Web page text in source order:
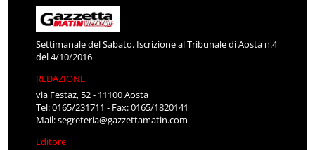
Settimanale del Sabato. Iscrizione al Tribunale di Aosta n.4
del 4/10/2016
REDAZIONE
via Festaz, 52 - 11100 Aosta
Tel: 0165/231711 - Fax: 0165/1820141
Mail:segreteria@gazzettamatin.com
Editore